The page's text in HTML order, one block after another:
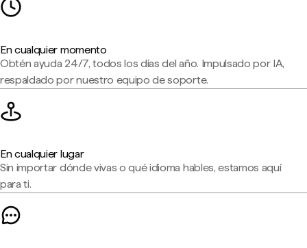
En cualquier momento
Obtén ayuda 24/7, todos los días del año. Impulsado por IA,
respaldado por nuestro equipo de soporte.
En cualquier lugar
Sin importar dónde vivas o qué idioma hables, estamos aquí
para ti.